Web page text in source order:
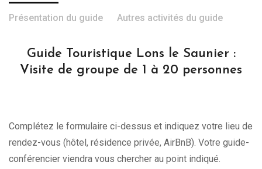
Présentation du guide Autres activités du guide
Guide Touristique Lons le Saunier :
Visite de groupe de 1 à 20 personnes
Complétez le formulaire ci-dessus et indiquez votre lieu de
rendez-vous (hôtel, résidence privée, AirBnB). Votre guide-
conférencier viendra vous chercher au point indiqué.